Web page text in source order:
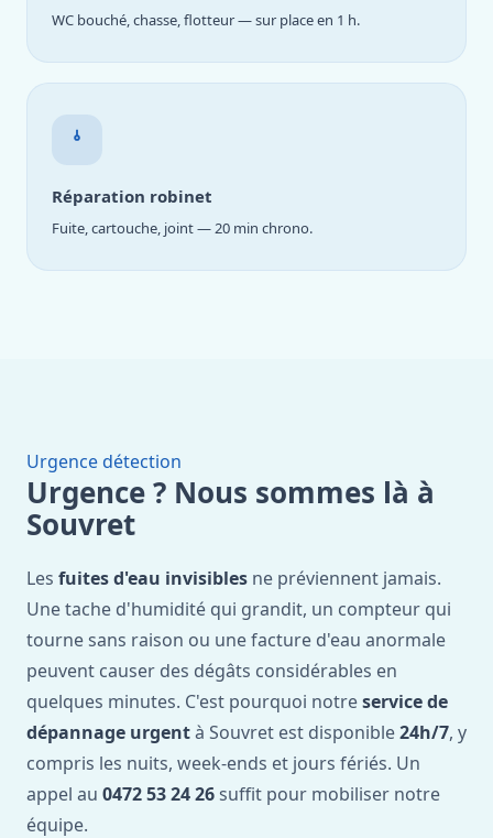
WC bouché, chasse, flotteur — sur place en 1 h.
Réparation robinet
Fuite, cartouche, joint — 20 min chrono.
Urgence détection
Urgence ? Nous sommes là à
Souvret
Les fuites d'eau invisibles ne préviennent jamais.
Une tache d'humidité qui grandit, un compteur qui
tourne sans raison ou une facture d'eau anormale
peuvent causer des dégâts considérables en
quelques minutes. C'est pourquoi notreservice de
dépannage urgentà Souvret est disponible24h/7, y
compris les nuits, week-ends et jours fériés. Un
appel au 0472 53 24 26 suffit pour mobiliser notre
équipe.